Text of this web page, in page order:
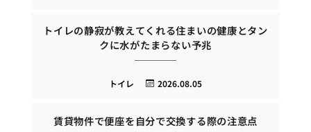
トイレの静寂が教えてくれる住まいの健康とタン
クに水がたまらない予兆
2026.08.05
トイレ
賃貸物件で便座を自分で交換する際の注意点